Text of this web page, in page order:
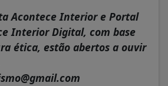
Acontece Interior e Portal
Interior Digital, com base
ética, estão abertos a ouvir